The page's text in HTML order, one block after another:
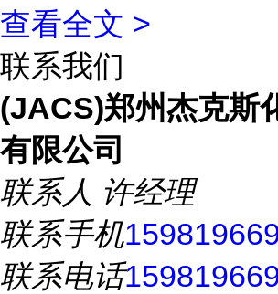
查看全文 >
联系我们
(JACS)郑州杰克斯
有限公司
联系人 许经理
联系手机
联系电话